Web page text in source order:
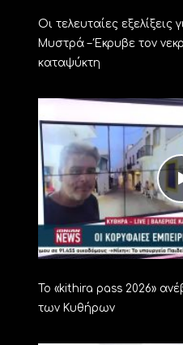
Οι τελευταίες εξελίξεις
Μυστρά – Έκρυβε τον
καταψύκτη
Το «kithira pass 2026»
των Κυθήρων